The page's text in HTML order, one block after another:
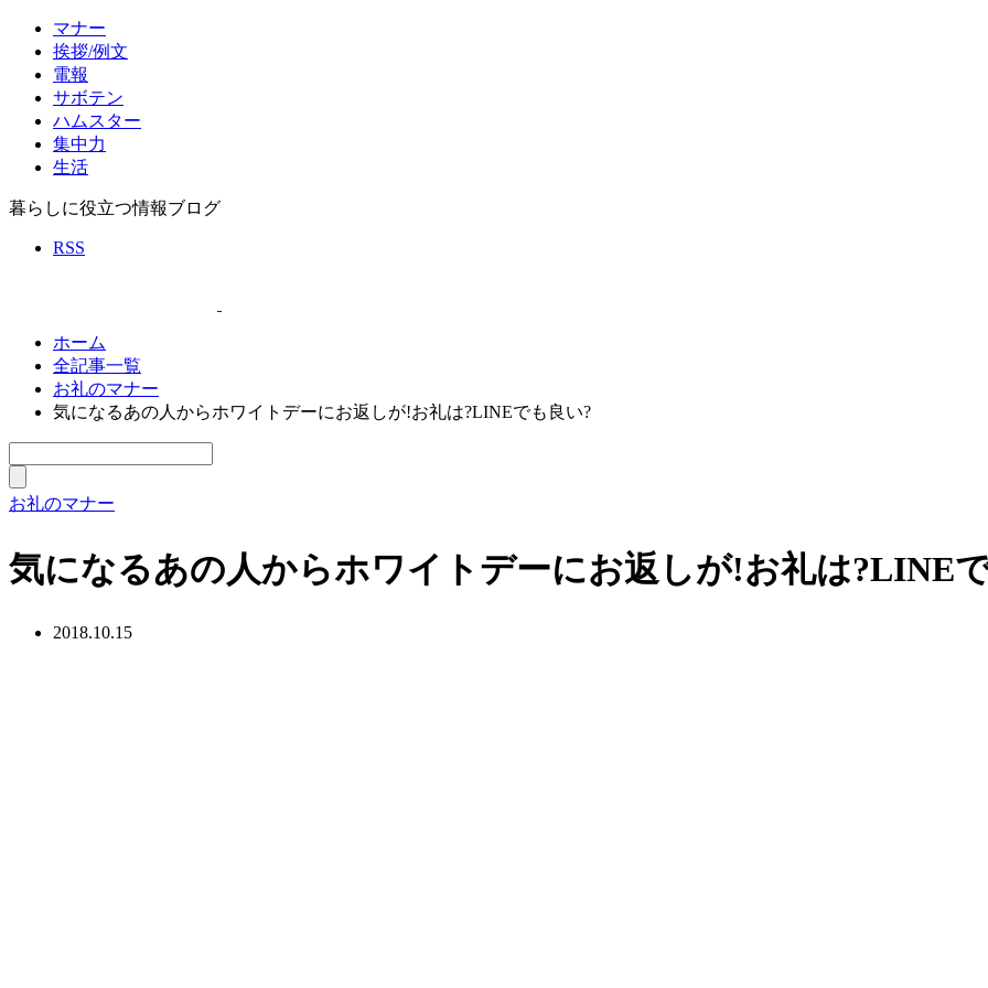
マナー
挨拶/例文
電報
サボテン
ハムスター
集中力
生活
暮らしに役立つ情報ブログ
RSS
ホーム
全記事一覧
お礼のマナー
気になるあの人からホワイトデーにお返しが!お礼は?LINEでも良い?
お礼のマナー
気になるあの人からホワイトデーにお返しが!お礼は?LINE
2018.10.15